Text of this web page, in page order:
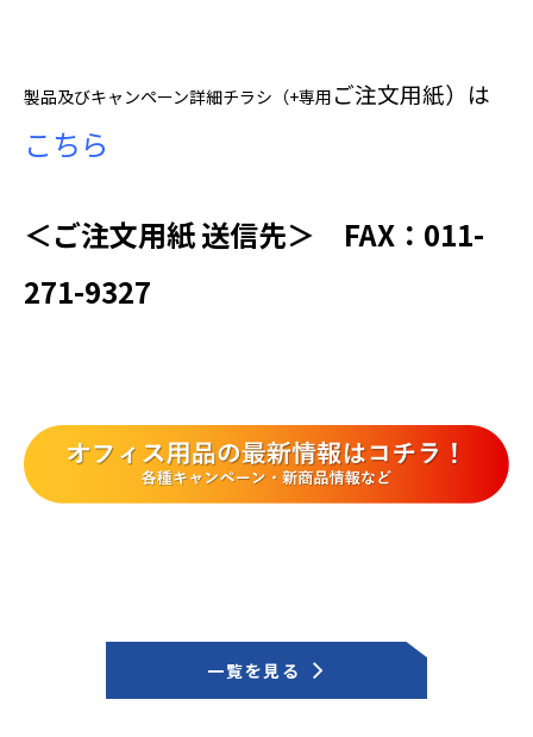
製品及びキャンペーン詳細チラシ（+専用 ご注文用紙）は
こちら
＜ご注文用紙 送信先＞ FAX：011-
271-9327
一覧を見る